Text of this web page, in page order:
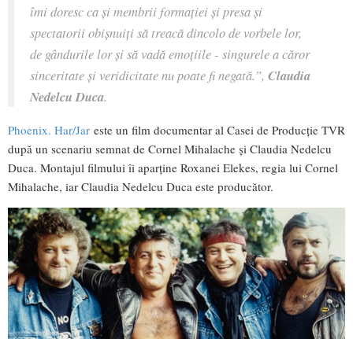
îmi doresc ca și membrii formației și presa și
spectatorii obișnuiți să treacă dincolo de vorbele lor,
de gândurile lor și să vadă emoțiile - singurele a căror
sinceritate și veridicitate nu poate fi negată.”, Claudia
Nedelcu Duca.
Phoenix. Har/Jar este un film documentar al Casei de Producţie TVR
după un scenariu semnat de Cornel Mihalache și Claudia Nedelcu
Duca. Montajul filmului îi aparține Roxanei Elekes, regia lui Cornel
Mihalache, iar Claudia Nedelcu Duca este producător.